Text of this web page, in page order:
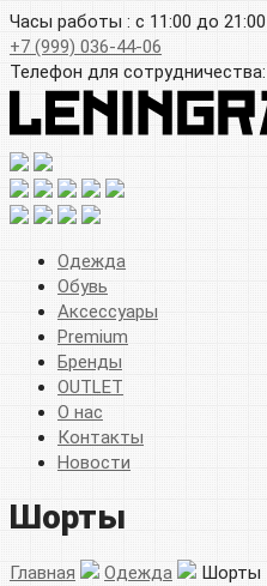
Часы работы : с 11:00 до 21:00
+7 (999) 036-44-06
Телефон для сотрудничества:
Одежда
Обувь
Аксессуары
Premium
Бренды
OUTLET
О нас
Контакты
Новости
Шорты
Главная Одежда
Шорты